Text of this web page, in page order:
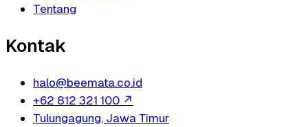
Tentang
Kontak
halo@beemata.co.id
+62 812 321 100 ↗
Tulungagung, Jawa Timur